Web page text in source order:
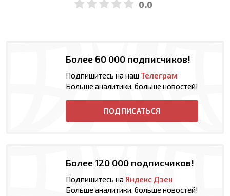
0.0
Более 60 000 подписчиков!
Подпишитесь на наш Телеграм
Больше аналитики, больше новостей!
ПОДПИСАТЬСЯ
Более 120 000 подписчиков!
Подпишитесь на Яндекс Дзен
Больше аналитики, больше новостей!